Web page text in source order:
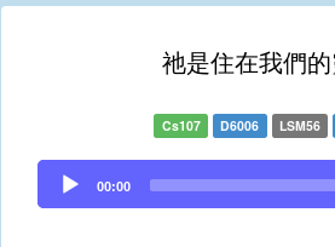
祂是住在我們
Cs107 D6006 LSM56
Audio
Player
00:00